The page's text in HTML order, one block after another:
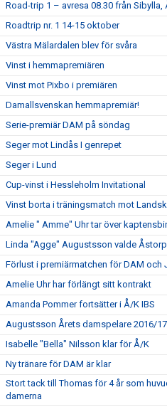
Road-trip 1 – avresa 08.30 från
Roadtrip nr. 1 14-15 oktober
Västra Mälardalen blev för svåra
Vinst i hemmapremiären
Vinst mot Pixbo i premiären
Damallsvenskan hemmapremiär!
Serie-premiär DAM på söndag
Seger mot Lindås I genrepet
Seger i Lund
Cup-vinst i Hessleholm Invitational
Vinst borta i träningsmatch mot
Amelie " Amme" Uhr tar över
Linda "Agge" Augustsson valde
Förlust i premiärmatchen för DAM och
Amelie Uhr har förlängt sitt kontrakt
Amanda Pommer fortsätter i Å/K IBS
Augustsson Årets damspelare 2016/17
Isabelle "Bella" Nilsson klar för Å/K
Ny tränare för DAM är klar
Stort tack till Thomas för 4 år som
damerna